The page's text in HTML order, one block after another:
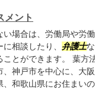
メント
い場合は、労働局や労
相談したり、 弁護士
ことができます。 葉方
、神戸市を中心に、大
、和歌山県にお住まい